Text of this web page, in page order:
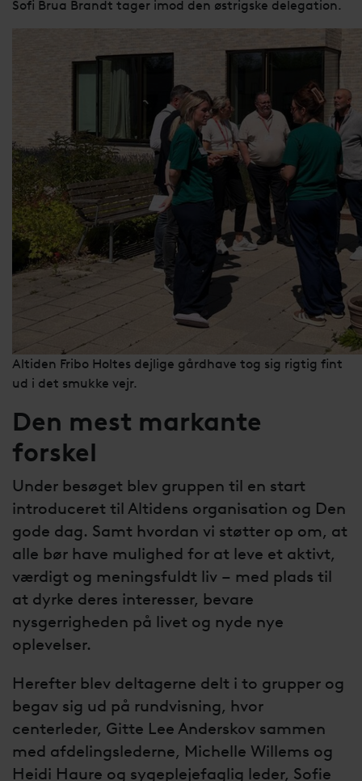
Sofi Brua Brandt tager imod den østrigske delegation.
Altiden Fribo Holtes dejlige gårdhave tog sig rigtig fint
ud i det smukke vejr.
Den mest markante
forskel
Under besøget blev gruppen til en start
introduceret til Altidens organisation og Den
gode dag. Samt hvordan vi støtter op om, at
alle bør have mulighed for at leve et aktivt,
værdigt og meningsfuldt liv – med plads til
at dyrke deres interesser, bevare
nysgerrigheden på livet og nyde nye
oplevelser.
Herefter blev deltagerne delt i to grupper og
begav sig ud på rundvisning, hvor
centerleder, Gitte Lee Anderskov sammen
med afdelingslederne, Michelle Willems og
Heidi Haure og sygeplejefaglig leder, Sofie